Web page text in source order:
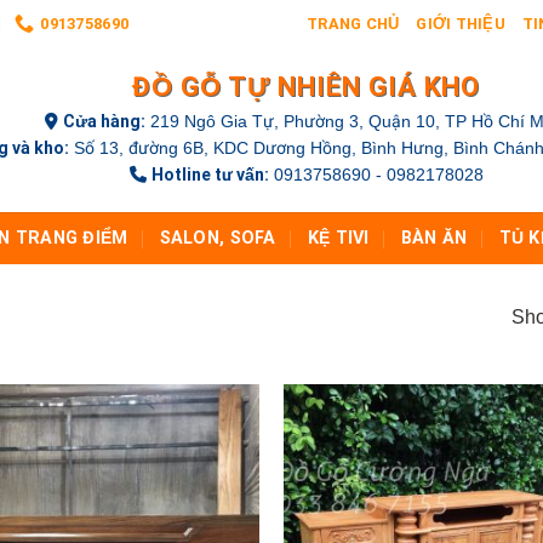
0913758690 TRANG CHỦ GIỚI THIỆU
ĐỒ GỖ TỰ NHIÊN GIÁ KHO
Cửa hàng: 219 Ngô Gia Tự, Phường 3, Quận 10, TP Hồ Chí
và kho: Số 13, đường 6B, KDC Dương Hồng, Bình Hưng, Bình
Hotline tư vấn: 0913758690 - 0982178028
TRANG ĐIỂM SALON, SOFA KỆ TIVI BÀN ĂN TỦ